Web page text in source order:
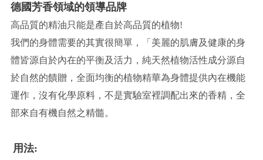
德國芳香領域的領導品牌
高品質的精油只能是產自於高品質的植物!
我們的身體需要的其實很簡單，「美麗的肌膚及健康的身
體皆源自於內在的平衡及活力，純天然植物活性成分源自
於自然的饋贈，全面均衡的植物精華為身體提供內在機能
運作，沒有化學原料，不是實驗室裡調配出來的香精，全
部來自有機自然之精髓。
用法: